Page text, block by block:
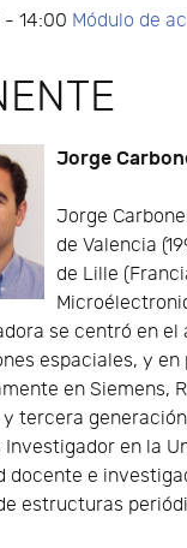
- 14:00 Módulo de
Jorge
Jorge
de Valencia
de Lille
se centró en
espaciales, y
en Siemens,
y tercera
Investigador en la
docente e
estructuras